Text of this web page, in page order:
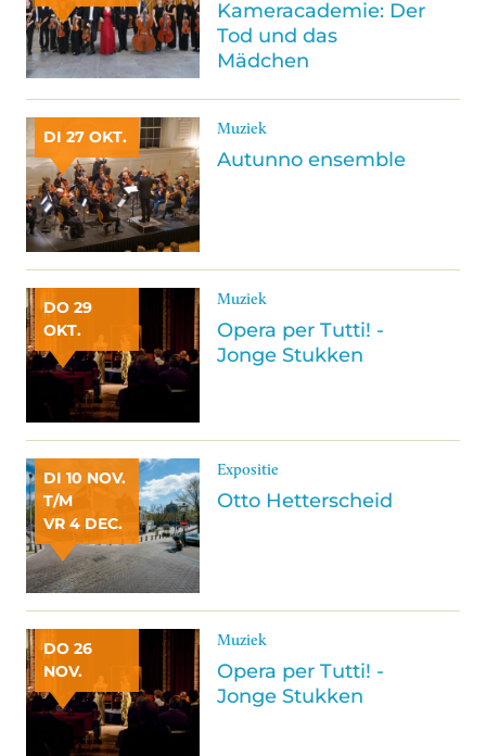
Kameracademie: Der
Tod und das
Mädchen
DI 27 OKT. Muziek
Autunno ensemble
DO 29
OKT.
Muziek
Opera per Tutti! -
Jonge Stukken
DI 10 NOV.
T/M
VR 4 DEC.
Expositie
Otto Hetterscheid
DO 26
NOV.
Muziek
Opera per Tutti! -
Jonge Stukken